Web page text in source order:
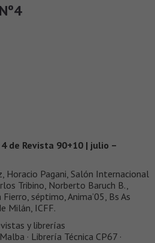
de Revista 90+10 | julio –
Horacio Pagani, Salón Internacional
Tribino, Norberto Baruch B.,
séptimo, Anima’05, Bs As
Milán, ICFF.
y librerías
· Librería Técnica CP67 ·